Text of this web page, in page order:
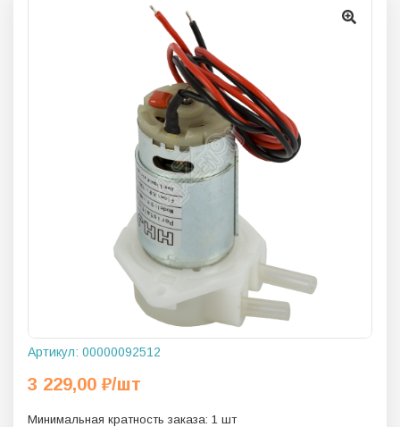
Артикул: 00000092512
3 229,00 ₽/шт
Минимальная кратность заказа: 1 шт